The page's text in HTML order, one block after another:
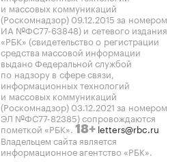
и массовых коммуникаций
(Роскомнадзор) 09.12.2015 за номером
ИА №ФС77-63848) и сетевого издания
«РБК» (свидетельство о регистрации
средства массовой информации
выдано Федеральной службой
по надзору в сфере связи,
информационных технологий
и массовых коммуникаций
(Роскомнадзор) 03.12.2021 за номером
ЭЛ №ФС77-82385) сопровождаются
пометкой «РБК». 18+ letters@rbc.ru
Владельцем сайта является
информационное агентство «РБК».